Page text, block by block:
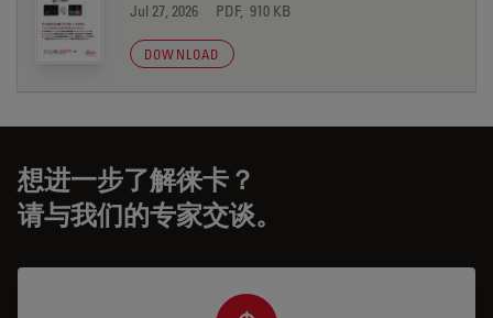
Jul 27, 2026 PDF, 910 KB
DOWNLOAD
想进一步了解徕卡？
请与我们的专家交谈。